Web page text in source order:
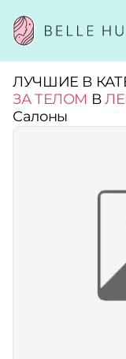
Город:
ЛУЧШИЕ В
ЗА ТЕЛОМ В
Салоны